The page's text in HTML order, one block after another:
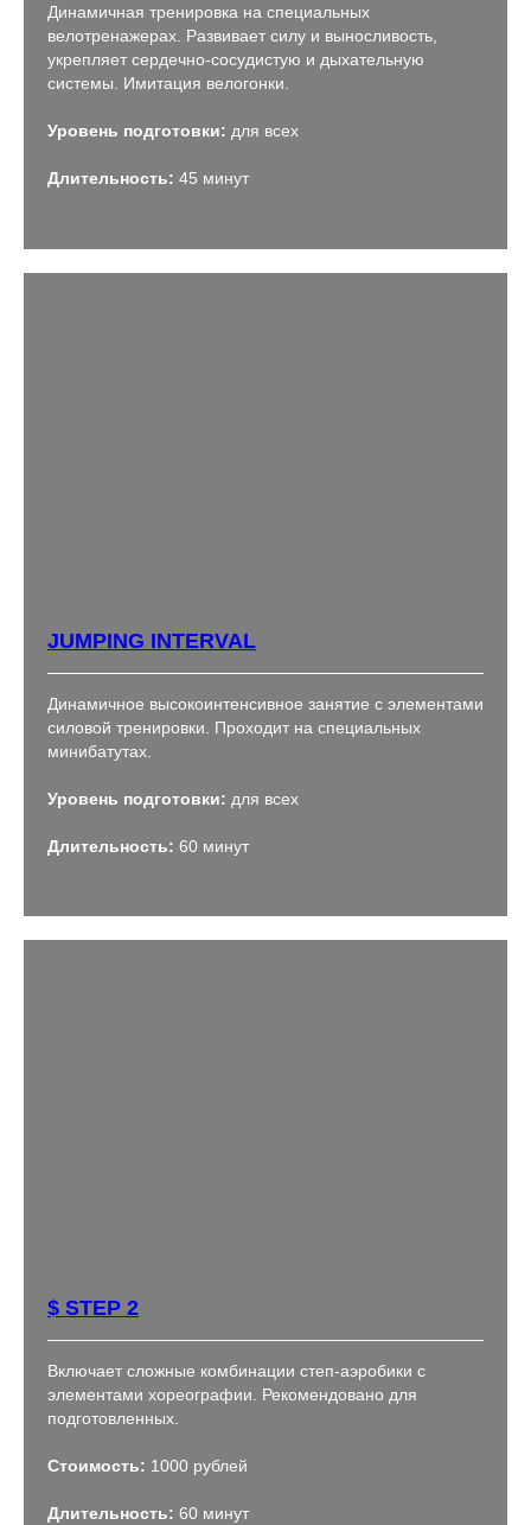
Динамичная тренировка на специальных
велотренажерах. Развивает силу и выносливость,
укрепляет сердечно-сосудистую и дыхательную
системы. Имитация велогонки.
Уровень подготовки: для всех
Длительность: 45 минут
JUMPING INTERVAL
Динамичное высокоинтенсивное занятие с элементами
силовой тренировки. Проходит на специальных
минибатутах.
Уровень подготовки: для всех
Длительность: 60 минут
$ STEP 2
Включает сложные комбинации степ-аэробики с
элементами хореографии. Рекомендовано для
подготовленных.
Стоимость: 1000 рублей
Длительность: 60 минут